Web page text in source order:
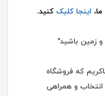
اینجا کلیک کنید.
زمین باشید"
که فروشگاه
و همراهی